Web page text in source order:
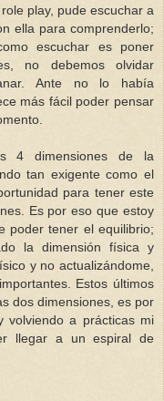
play, pude escuchar a
ella para comprenderlo;
escuchar es poner
no debemos olvidar
Ante no lo había
más fácil poder pensar
4 dimensiones de la
tan exigente como el
para tener este
Es por eso que estoy
poder tener el equilibrio;
la dimensión física y
y no actualizándome,
Estos últimos
dos dimensiones, es por
volviendo a prácticas mi
llegar a un espiral de